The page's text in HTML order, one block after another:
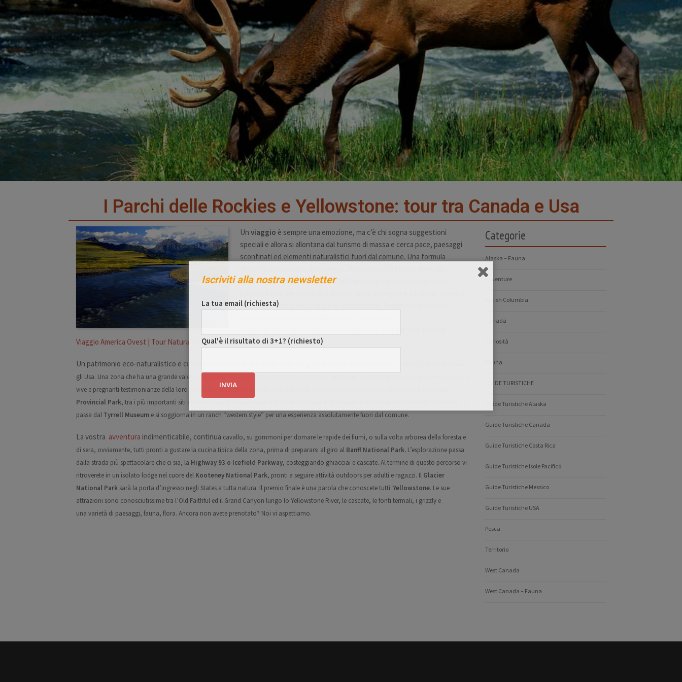
I Parchi delle Rockies e Yellowstone: tour tra Canada e Usa
Un viaggio è sempre una emozione, ma c’è chi sogna suggestioni
speciali e allora si allontana dal turismo di massa e cerca pace, paesaggi
sconfinati ed elementi naturalistici fuori dal comune. Una formula
scoperta delle Rockiese delloYellowstone
volte aspro, altre volte carico di vegetazione. In ogni caso, sempre
Viaggio America Ovest | Tour Natura tra British Columbia Alaska e California
Un patrimonio eco-naturalistico e culturale particolare che parte dal
gli Usa. Una zona che ha una grande valenza spirituale
vive e pregnanti testimonianze della loro presenza nelle pitture rupestri e nei petroglifi.
Provincial Park, tra i più importanti siti al mondo per il ritrovamento e lo studio di fossili di dinosauro e di altre specie di animali “coetanei”.
passa dal Tyrrell Museum e si soggiorna in un ranch “western style” per una esperienza assolutamente fuori dal comune.
La vostra avventura indimenticabile, continua cavallo, su gommoni per domare le rapide dei fiumi, o sulla volta arborea della foresta e
di sera, ovviamente, tutti pronti a gustare la cucina tipica della zona, prima di prepararsi al giro al Banff National Park. L’esplorazione passa
dalla strada più spettacolare che ci sia, la Highway 93 o Icefield Parkway, costeggiando ghiacciai e cascate. Al termine di questo percorso vi
ritroverete in un isolato lodge nel cuore del Kooteney National Park, pronti a seguire attività outdoors per adulti e ragazzi. Il Glacier
National Park sarà la porta d’ingresso negli States a tutta natura. Il premio finale è una parola che conoscete tutti:Yellowstone. Le sue
attrazioni sono conosciutissime tra l’Old Faithful ed il Grand Canyon lungo lo Yellowstone River, le cascate, le fonti termali, i grizzly e
una varietà di paesaggi, fauna, flora. Ancora non avete prenotato? Noi vi aspettiamo.
Categorie
Alaska – Fauna
Avventure
British Columbia
Canada
Curiosità
Fauna
GUIDE TURISTICHE
Guide Turistiche Alaska
Guide Turistiche Canada
Guide Turistiche Costa Rica
Guide Turistiche Isole Pacifico
Guide Turistiche Messico
Guide Turistiche USA
Pesca
Territorio
West Canada
West Canada – Fauna
Iscriviti alla nostra newsletter
La tua email (richiesta)
Qual'è il risultato di 3+1? (richiesto)